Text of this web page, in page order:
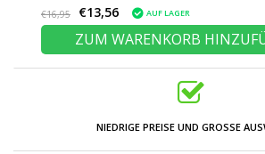
€16,95 €13,56 AUF LAGER
ZUM WARENKORB
NIEDRIGE PREISE UND GROSSE